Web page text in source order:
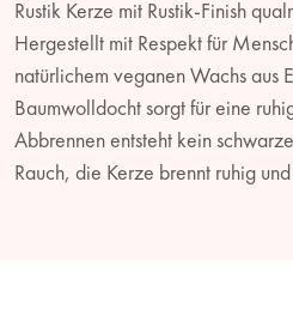
Rustik Kerze mit Rustik-Finish
Hergestellt mit Respekt für
natürlichem veganen Wachs aus
Baumwolldocht sorgt für eine
Abbrennen entsteht kein
Rauch, die Kerze brennt ruhig